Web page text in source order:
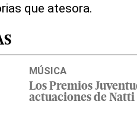
que atesora.
MÚSICA
Los Premios
actuaciones de Natti